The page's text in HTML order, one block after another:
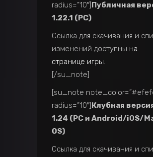
radius=”10″] Публичная
1.22.1 (PC)
Ссылка для скачивания и
изменений доступны на
странице игры.
[/su_note]
[su_note
radius=”10″] Клубная
1.24 (PC и Android/iOS/
OS)
Ссылка для скачивания и